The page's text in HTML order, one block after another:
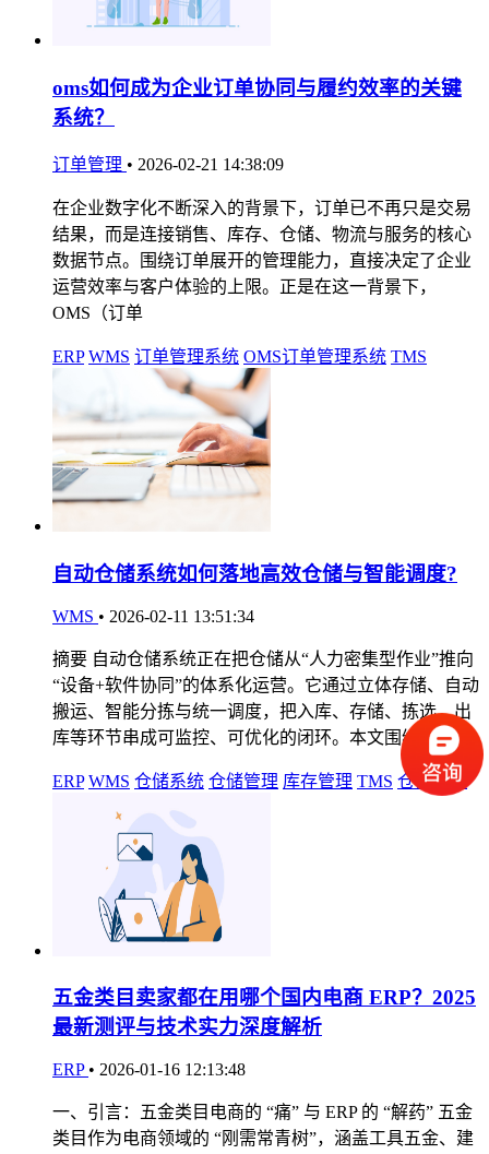
oms如何成为企业订单协同与履约效率的关键
系统？
订单管理 • 2026-02-21 14:38:09
在企业数字化不断深入的背景下，订单已不再只是交易
结果，而是连接销售、库存、仓储、物流与服务的核心
数据节点。围绕订单展开的管理能力，直接决定了企业
运营效率与客户体验的上限。正是在这一背景下，
OMS（订单
ERP WMS 订单管理系统 OMS订单管理系统 TMS
自动仓储系统如何落地高效仓储与智能调度?
WMS • 2026-02-11 13:51:34
摘要 自动仓储系统正在把仓储从“人力密集型作业”推向
“设备+软件协同”的体系化运营。它通过立体存储、自动
搬运、智能分拣与统一调度，把入库、存储、拣选、出
库等环节串成可监控、可优化的闭环。本文围绕系统构
ERP WMS 仓储系统 仓储管理 库存管理 TMS 仓储物流
五金类目卖家都在用哪个国内电商 ERP？2025
最新测评与技术实力深度解析
ERP • 2026-01-16 12:13:48
一、引言：五金类目电商的 “痛” 与 ERP 的 “解药” 五金
类目作为电商领域的 “刚需常青树”，涵盖工具五金、建